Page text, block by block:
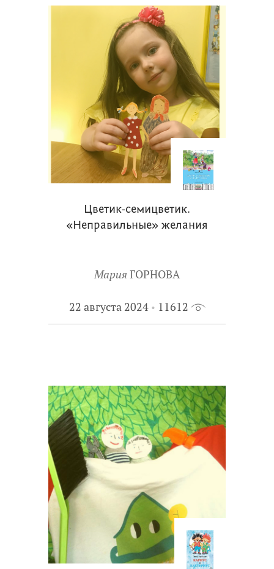
Цветик-семицветик.
«Неправильные» желания
Мария ГОРНОВА
22 августа 2024 11612